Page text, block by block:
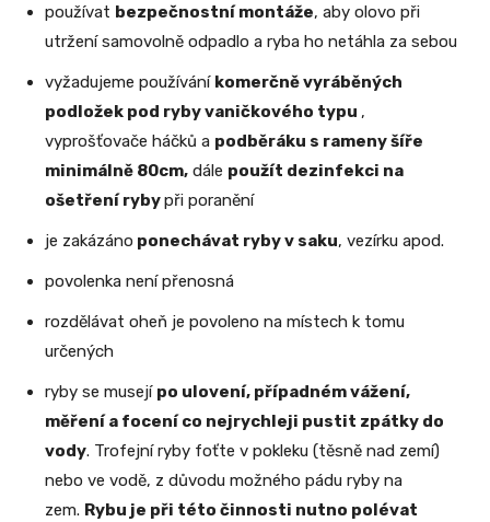
používat bezpečnostní montáže, aby olovo při
utržení samovolně odpadlo a ryba ho netáhla za sebou
vyžadujeme používání komerčně vyráběných
podložek pod ryby vaničkového typu ,
vyprošťovače háčků a podběráku s rameny šíře
minimálně 80cm, dále použít dezinfekci na
ošetření rybypři poranění
je zakázáno ponechávat ryby v saku, vezírku apod.
povolenka není přenosná
rozdělávat oheň je povoleno na místech k tomu
určených
ryby se musejí po ulovení, případném vážení,
měření a focení co nejrychleji pustit zpátky do
vody. Trofejní ryby foťte v pokleku (těsně nad zemí)
nebo ve vodě, z důvodu možného pádu ryby na
zem. Rybu je při této činnosti nutno polévat